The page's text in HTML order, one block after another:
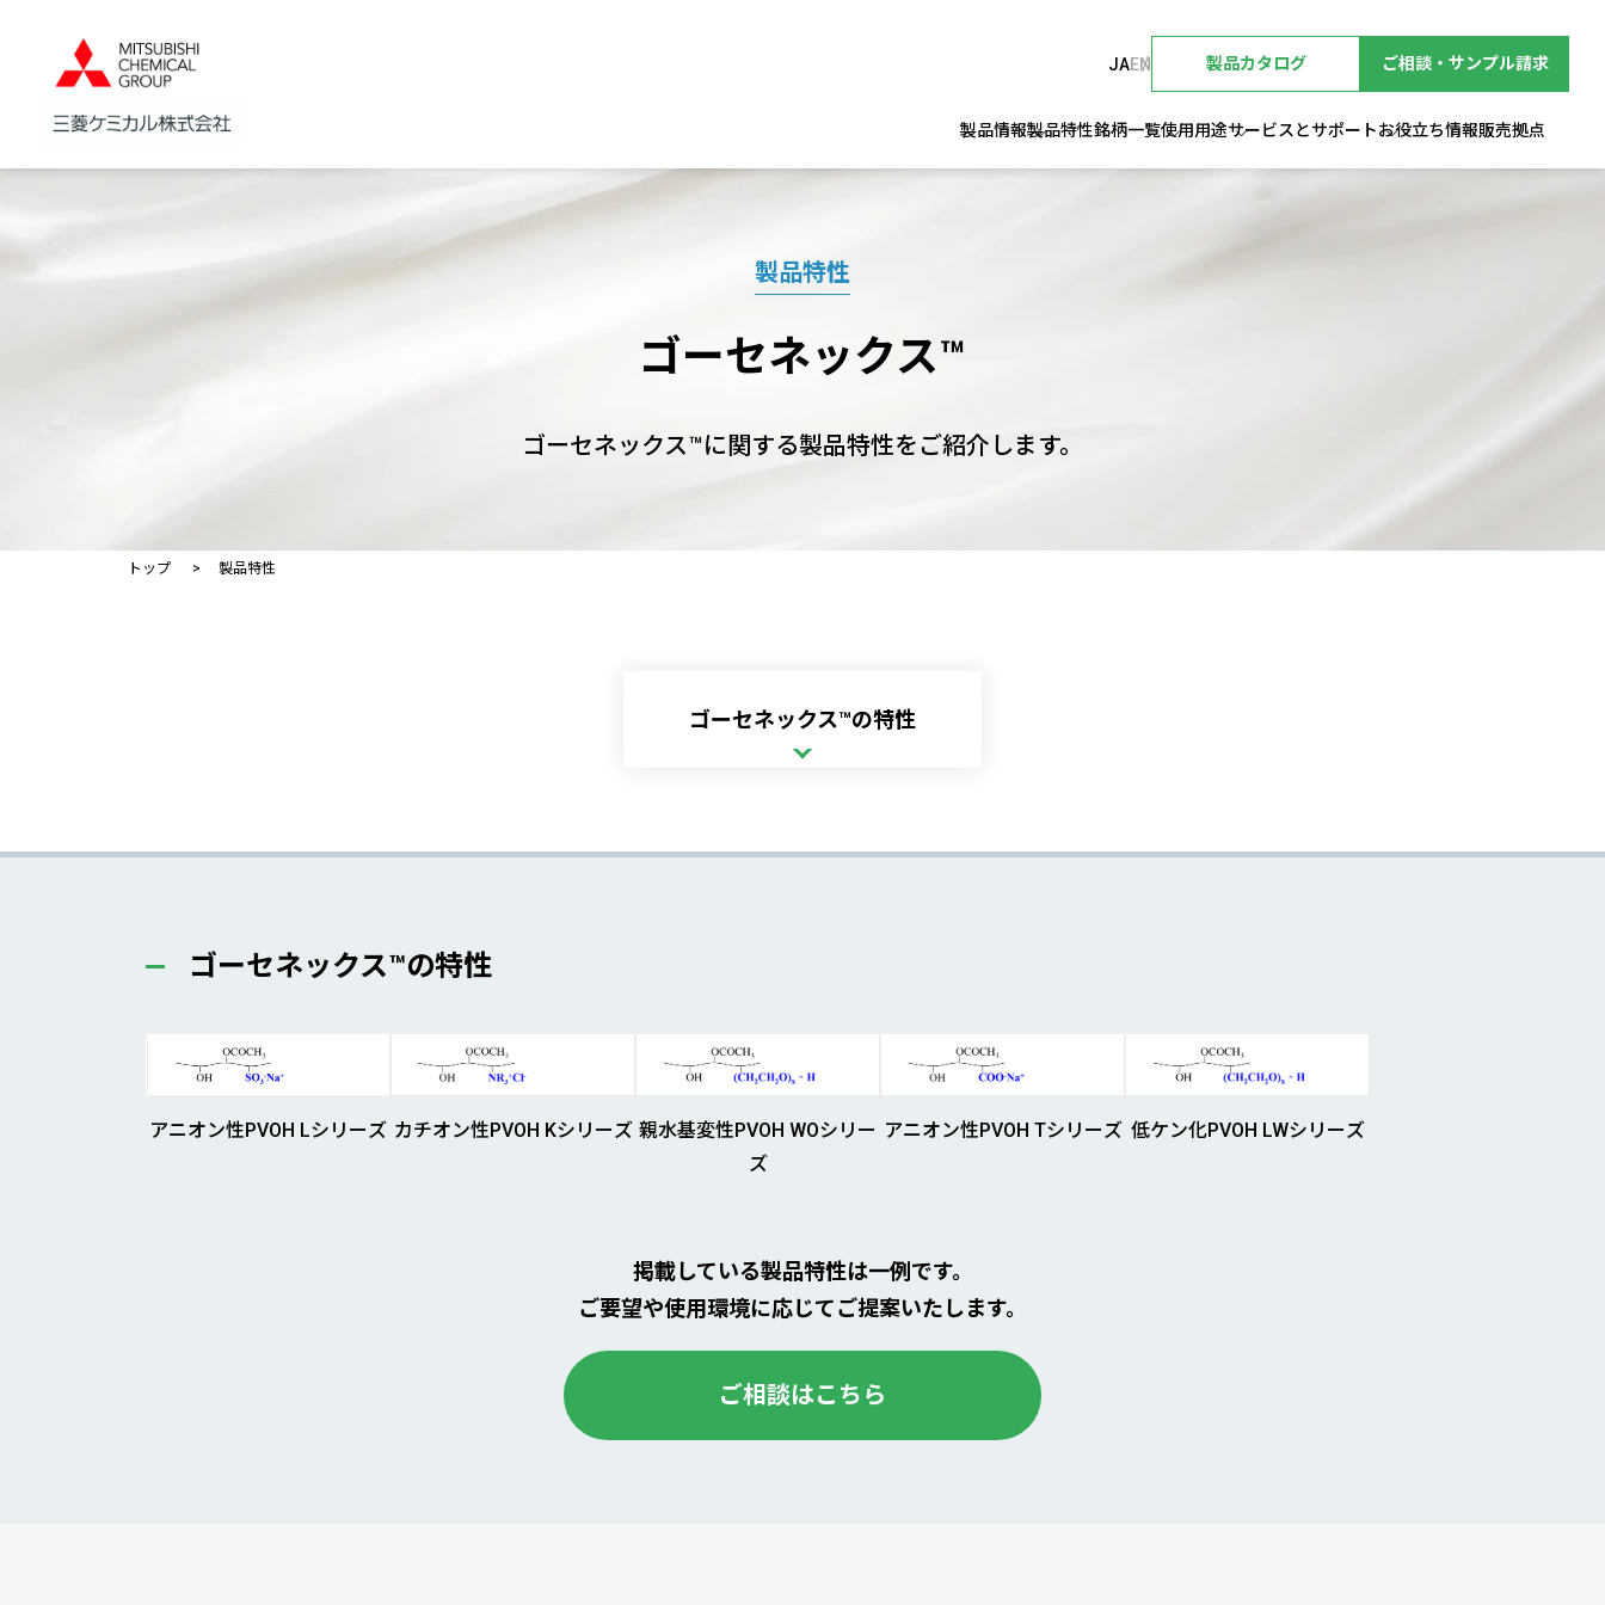
JAEN 製品カタログ ご相談・サンプル請求
製品情報製品特性銘柄一覧使用用途サービスとサポートお役立ち情報販売拠点
製品特性
ゴーセネックス™
ゴーセネックス™に関する製品特性をご紹介します。
トップ 製品特性
ゴーセネックス™の特性
ゴーセネックス™の特性
アニオン性PVOH Lシリーズ カチオン性PVOH Kシリーズ 親水基変性PVOH WOシリー
ズ
アニオン性PVOH Tシリーズ 低ケン化PVOH LWシリーズ
掲載している製品特性は一例です。
ご要望や使用環境に応じてご提案いたします。
ご相談はこちら